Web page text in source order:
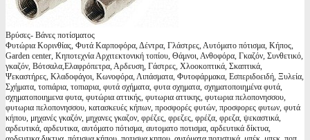
Βρύσες- Βάνες ποτίσματος
Φυτώρια Κορινθίας, Φυτά Καρποφόρα, Δέντρα, Γλάστρες, Αυτόματο πότισμα, Κήπος,
Garden center, Κηποτεχνία Αρχιτεκτονική τοπίου, Θάμνοι, Ανθοφόρα, Γκαζόν, Συνθετικό,
γκαζόν, Βότσαλα,Ελαφρόπετρα, Αρδευση, Γάστρες, Χλοοκοπτικά, Σκαπτικά,
Ψεκαστήρες, Κλαδοφάγοι, Κωνοφόρα, Λιπάσματα, Φυτοφάρμακα, Εσπεριδοειδή, Ξυλεία,
Σχήματα, τοπιάρια, τοπιαρια, φυτά σχήματα, φυτα σχηματα, σχηματοποιημένα φυτά,
σχηματοποιημενα φυτα, φυτώρια αττικής, φυτωρια αττικης, φυτωρια πελοπονησσου,
φυτωρια πελοπονησσου, κατασκευές κήπων, προσφορές φυτών, προσφορες φυτων, φυτά
κήπου, μηχανές γκαζόν, μηχανες γκαζον, φρέζες, φρεζες, φρέζα, φρεζα, ψεκαστικά,
αρδευτικά, αρδευτικα, αυτόματο πότισμα, αυτοματο ποτισμα, αρδευτικά δίκτυα,